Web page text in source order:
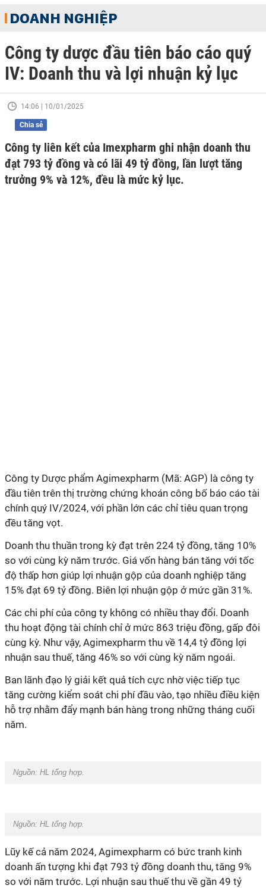
DOANH NGHIỆP
Công ty dược đầu tiên báo cáo quý
IV: Doanh thu và lợi nhuận kỷ lục
14:06 | 10/01/2025
Chia sẻ
Công ty liên kết của Imexpharm ghi nhận doanh thu
đạt 793 tỷ đồng và có lãi 49 tỷ đồng, lần lượt tăng
trưởng 9% và 12%, đều là mức kỷ lục.
Công ty Dược phẩm Agimexpharm (Mã: AGP) là công ty
đầu tiên trên thị trường chứng khoán công bố báo cáo tài
chính quý IV/2024, với phần lớn các chỉ tiêu quan trọng
đều tăng vọt.
Doanh thu thuần trong kỳ đạt trên 224 tỷ đồng, tăng 10%
so với cùng kỳ năm trước. Giá vốn hàng bán tăng với tốc
độ thấp hơn giúp lợi nhuận gộp của doanh nghiệp tăng
15% đạt 69 tỷ đồng. Biên lợi nhuận gộp ở mức gần 31%.
Các chi phí của công ty không có nhiều thay đổi. Doanh
thu hoạt động tài chính chỉ ở mức 863 triệu đồng, gấp đôi
cùng kỳ. Như vậy, Agimexpharm thu về 14,4 tỷ đồng lợi
nhuận sau thuế, tăng 46% so với cùng kỳ năm ngoái.
Ban lãnh đạo lý giải kết quả tích cực nhờ việc tiếp tục
tăng cường kiểm soát chi phí đầu vào, tạo nhiều điều kiện
hỗ trợ nhằm đẩy mạnh bán hàng trong những tháng cuối
năm.
Nguồn: HL tổng hợp.
Nguồn: HL tổng hợp.
Lũy kế cả năm 2024, Agimexpharm có bức tranh kinh
doanh ấn tượng khi đạt 793 tỷ đồng doanh thu, tăng 9%
so với năm trước. Lợi nhuận sau thuế thu về gần 49 tỷ